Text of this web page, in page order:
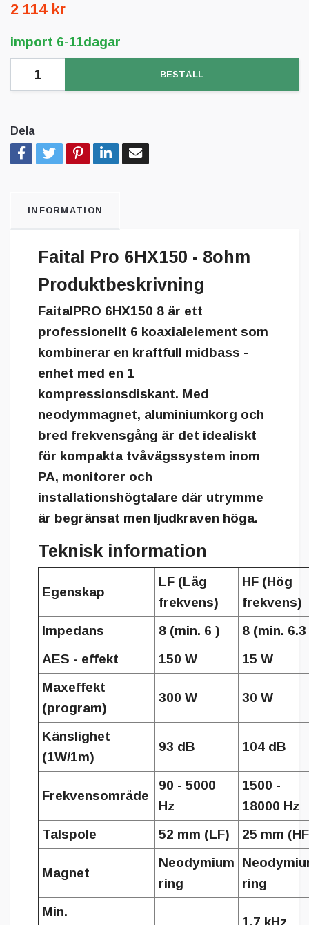
2 114 kr
import 6-11dagar
BESTÄLL
Dela
INFORMATION
Faital Pro 6HX150 - 8ohm
Produktbeskrivning
FaitalPRO 6HX150 8 är ett
professionellt 6 koaxialelement som
kombinerar en kraftfull midbass -
enhet med en 1
kompressionsdiskant. Med
neodymmagnet, aluminiumkorg och
bred frekvensgång är det idealiskt
för kompakta tvåvägssystem inom
PA, monitorer och
installationshögtalare där utrymme
är begränsat men ljudkraven höga.
Teknisk information
Egenskap
LF (Låg
frekvens)
HF (Hög
frekvens)
Impedans
8 (min. 6 )
8 (min. 6.3
AES - effekt
150 W
15 W
Maxeffekt
(program)
300 W 30 W
Känslighet
(1W/1m)
93 dB 104 dB
Frekvensområde
90 - 5000
Hz
1500 -
18000 Hz
Talspole
52 mm (LF) 25 mm
Magnet
Neodymium
ring
ring
Min.
1.7 kHz